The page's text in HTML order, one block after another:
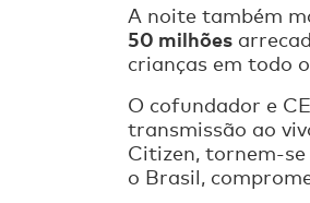
A noite também
50 milhões
crianças em todo
O cofundador e
transmissão ao
Citizen, tornem-
o Brasil,